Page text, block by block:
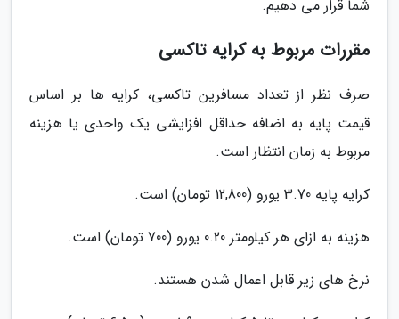
شما قرار می دهیم.
مقررات مربوط به کرایه تاکسی
صرف نظر از تعداد مسافرین تاکسی، کرایه ها بر اساس
قیمت پایه به اضافه حداقل افزایشی یک واحدی یا هزینه
مربوط به زمان انتظار است.
کرایه پایه 3.70 یورو (12,800 تومان) است.
هزینه به ازای هر کیلومتر 0.20 یورو (700 تومان) است.
نرخ های زیر قابل اعمال شدن هستند.